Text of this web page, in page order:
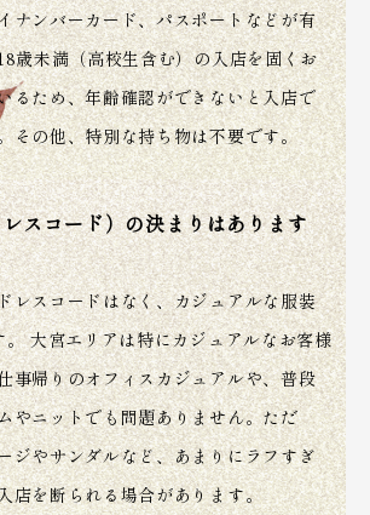
ナンバーカード、パスポートなどが有
歳未満（高校生含む）の入店を固くお
るため、年齢確認ができないと入店で
その他、特別な持ち物は不要です。
スコード）の決まりはあります
レスコードはなく、カジュアルな服装
大宮エリアは特にカジュアルなお客様
事帰りのオフィスカジュアルや、普段
やニットでも問題ありません。ただ
ジやサンダルなど、あまりにラフすぎ
店を断られる場合があります。